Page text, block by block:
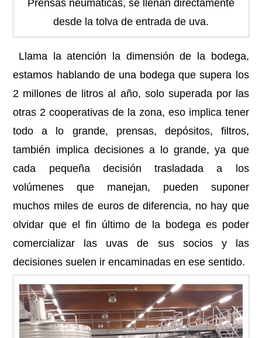
Prensas neumáticas, se llenan directamente
desde la tolva de entrada de uva.
Llama la atención la dimensión de la bodega,
estamos hablando de una bodega que supera los
2 millones de litros al año, solo superada por las
otras 2 cooperativas de la zona, eso implica tener
todo a lo grande, prensas, depósitos, filtros,
también implica decisiones a lo grande, ya que
cada pequeña decisión trasladada a los
volúmenes que manejan, pueden suponer
muchos miles de euros de diferencia, no hay que
olvidar que el fin último de la bodega es poder
comercializar las uvas de sus socios y las
decisiones suelen ir encaminadas en ese sentido.